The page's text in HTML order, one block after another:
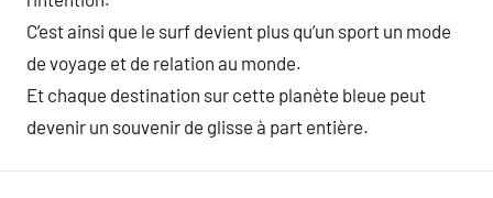
C’est ainsi que le surf devient plus qu’un sport un mode
de voyage et de relation au monde.
Et chaque destination sur cette planète bleue peut
devenir un souvenir de glisse à part entière.